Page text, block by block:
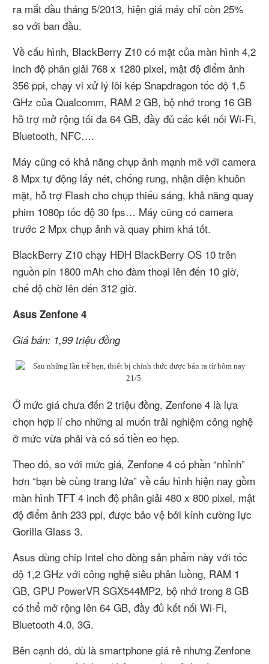
ra mắt đầu tháng 5/2013, hiện giá máy chỉ còn 25%
so với ban đầu.
Về cấu hình, BlackBerry Z10 có mặt của màn hình 4,2
inch độ phân giải 768 x 1280 pixel, mật độ điểm ảnh
356 ppi, chạy vi xử lý lõi kép Snapdragon tốc độ 1,5
GHz của Qualcomm, RAM 2 GB, bộ nhớ trong 16 GB
hỗ trợ mở rộng tối đa 64 GB, đầy đủ các kết nối Wi-Fi,
Bluetooth, NFC….
Máy cũng có khả năng chụp ảnh mạnh mẽ với camera
8 Mpx tự động lấy nét, chống rung, nhận diện khuôn
mặt, hỗ trợ Flash cho chụp thiếu sáng, khả năng quay
phim 1080p tốc độ 30 fps… Máy cũng có camera
trước 2 Mpx chụp ảnh và quay phim khá tốt.
BlackBerry Z10 chạy HĐH BlackBerry OS 10 trên
nguồn pin 1800 mAh cho đàm thoại lên đến 10 giờ,
chế độ chờ lên đến 312 giờ.
Asus Zenfone 4
Giá bán: 1,99 triệu đồng
Ở mức giá chưa đến 2 triệu đồng, Zenfone 4 là lựa
chọn hợp lí cho những ai muốn trải nghiệm công nghệ
ở mức vừa phải và có số tiền eo hẹp.
Theo đó, so với mức giá, Zenfone 4 có phần “nhỉnh”
hơn “bạn bè cùng trang lứa” về cấu hình hiện nay gồm
màn hình TFT 4 inch độ phân giải 480 x 800 pixel, mật
độ điểm ảnh 233 ppi, được bảo vệ bởi kính cường lực
Gorilla Glass 3.
Asus dùng chip Intel cho dòng sản phẩm này với tốc
độ 1,2 GHz với công nghệ siêu phân luồng, RAM 1
GB, GPU PowerVR SGX544MP2, bộ nhớ trong 8 GB
có thể mở rộng lên 64 GB, đầy đủ kết nối Wi-Fi,
Bluetooth 4.0, 3G.
Bên cạnh đó, dù là smartphone giá rẻ nhưng Zenfone